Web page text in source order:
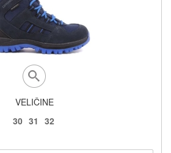
VELIČINE
30 31 32